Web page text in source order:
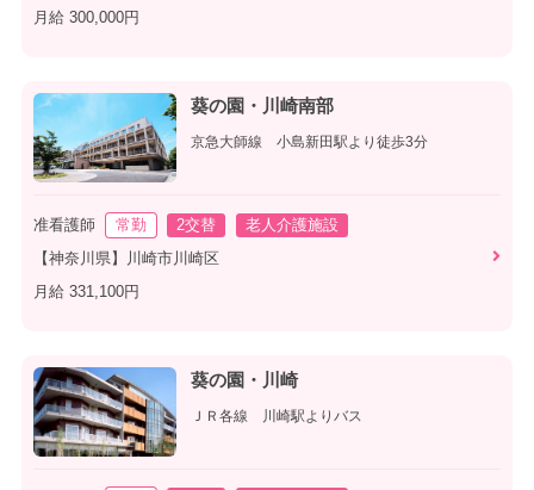
月給 300,000円
葵の園・川崎南部
京急大師線 小島新田駅より徒歩3分
准看護師 常勤 2交替
老人介護施設
【神奈川県】川崎市川崎区
月給 331,100円
葵の園・川崎
ＪＲ各線 川崎駅よりバス